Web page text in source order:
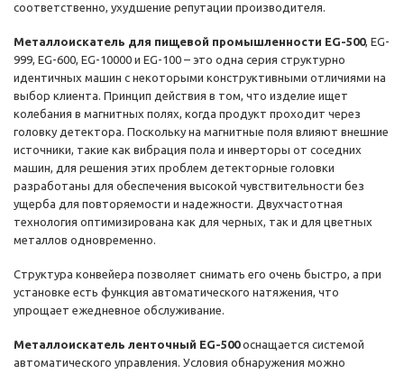
соответственно, ухудшение репутации производителя.
Металлоискатель для пищевой промышленности EG-500, EG-
999, EG-600, EG-10000 и EG-100 – это одна серия структурно
идентичных машин с некоторыми конструктивными отличиями на
выбор клиента. Принцип действия в том, что изделие ищет
колебания в магнитных полях, когда продукт проходит через
головку детектора. Поскольку на магнитные поля влияют внешние
источники, такие как вибрация пола и инверторы от соседних
машин, для решения этих проблем детекторные головки
разработаны для обеспечения высокой чувствительности без
ущерба для повторяемости и надежности. Двухчастотная
технология оптимизирована как для черных, так и для цветных
металлов одновременно.
Структура конвейера позволяет снимать его очень быстро, а при
установке есть функция автоматического натяжения, что
упрощает ежедневное обслуживание.
Металлоискатель ленточный EG-500оснащается системой
автоматического управления. Условия обнаружения можно